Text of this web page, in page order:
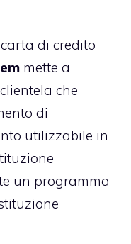
di credito
mette a
che
di
utilizzabile in
un programma